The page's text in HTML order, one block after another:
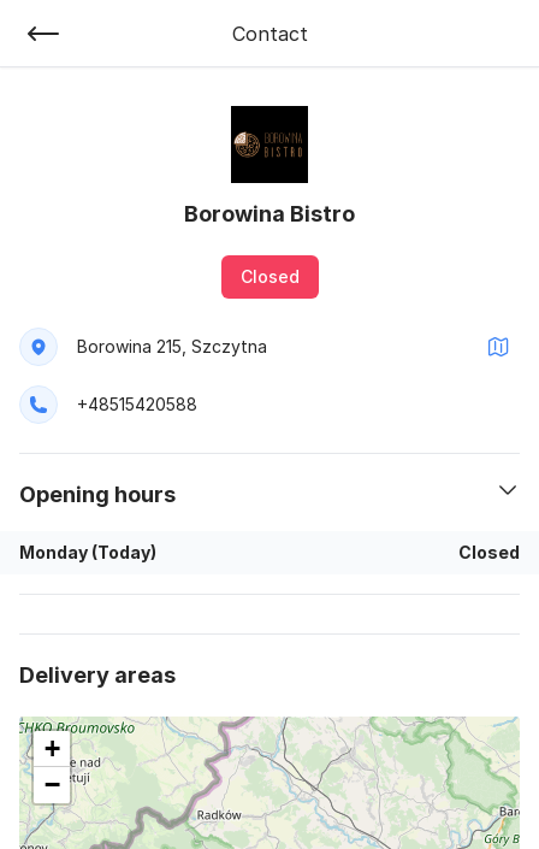
Contact
Borowina Bistro
Closed
Borowina 215, Szczytna
+48515420588
opening hours
Monday (Today) Closed
delivery areas
+
−